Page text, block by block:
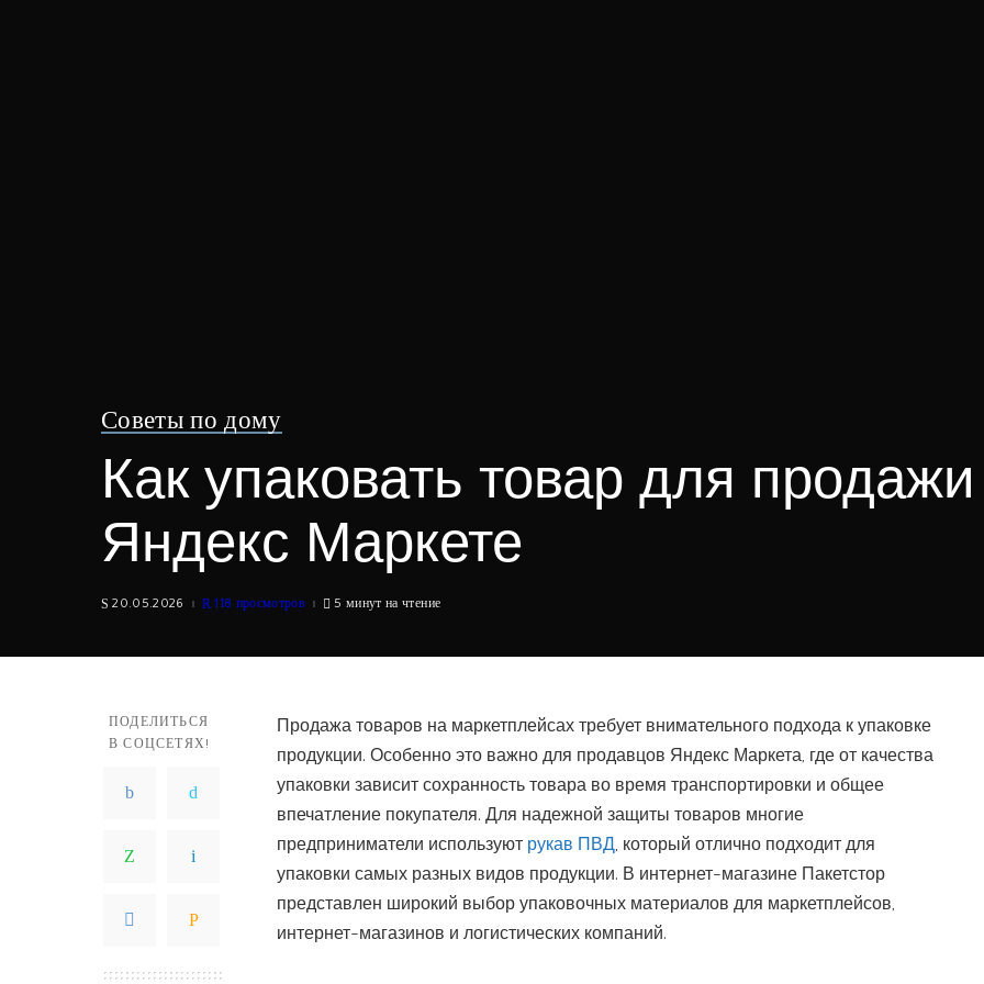
Советы по дому
Как упаковать товар для
Яндекс Маркете
20.05.2026 118 просмотров 5 минут на чтение
ПОДЕЛИТЬСЯ
В СОЦСЕТЯХ!
Продажа товаров на маркетплейсах требует внимательного подхода к упаковке
продукции. Особенно это важно для продавцов Яндекс Маркета, где от качества
упаковки зависит сохранность товара во время транспортировки и общее
впечатление покупателя. Для надежной защиты товаров многие
предприниматели используют рукав ПВД, который отлично подходит для
упаковки самых разных видов продукции. В интернет-магазине Пакетстор
представлен широкий выбор упаковочных материалов для маркетплейсов,
интернет-магазинов и логистических компаний.